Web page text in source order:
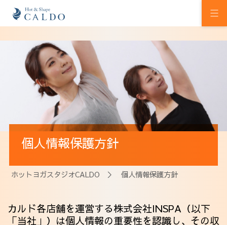
初めての方へ
ホットヨガの効果
カルドの想い
スタジオを探す
プログラム
料金
法人会員
個人情報保護方針
ホットヨガスタジオCALDO ＞ 個人情報保護方針
カルド各店舗を運営する株式会社INSPA（以下
「当社」）は個人情報の重要性を認識し、その収